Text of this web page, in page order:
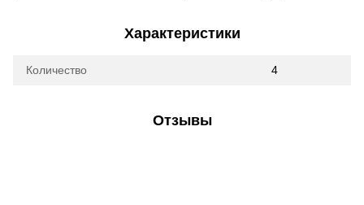
Характеристики
Количество 4
Отзывы